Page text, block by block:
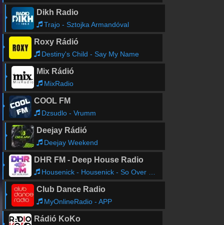
Dikh Radio
Trajo - Sztojka Armandóval
Roxy Rádió
Destiny's Child - Say My Name
Mix Rádió
MixRadio
COOL FM
Dzsudlo - Vrumm
Deejay Rádió
Deejay Weekend
DHR FM - Deep House Radio
Housenick - Housenick - So Over It (Original Mix)
Club Dance Radio
MyOnlineRadio - APP
Rádió KoKo